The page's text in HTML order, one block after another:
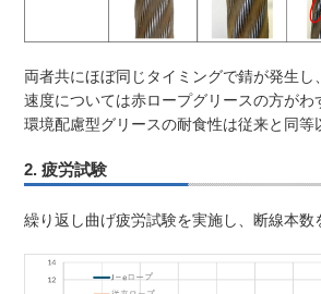
両者共にほぼ同じタイミングで錆が発生し
速度については赤ロープグリースの方がわ
環境配慮型グリースの耐食性は従来と同等
2. 疲労試験
繰り返し曲げ疲労試験を実施し、断線本数